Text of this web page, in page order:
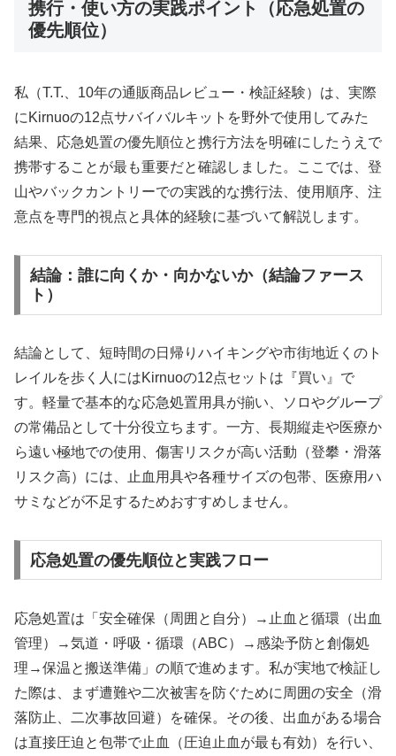
携行・使い方の実践ポイント（応急処置の
優先順位）
私（T.T.、10年の通販商品レビュー・検証経験）は、実際
にKirnuoの12点サバイバルキットを野外で使用してみた
結果、応急処置の優先順位と携行方法を明確にしたうえで
携帯することが最も重要だと確認しました。ここでは、登
山やバックカントリーでの実践的な携行法、使用順序、注
意点を専門的視点と具体的経験に基づいて解説します。
結論：誰に向くか・向かないか（結論ファース
ト）
結論として、短時間の日帰りハイキングや市街地近くのト
レイルを歩く人にはKirnuoの12点セットは『買い』で
す。軽量で基本的な応急処置用具が揃い、ソロやグループ
の常備品として十分役立ちます。一方、長期縦走や医療か
ら遠い極地での使用、傷害リスクが高い活動（登攀・滑落
リスク高）には、止血用具や各種サイズの包帯、医療用ハ
サミなどが不足するためおすすめしません。
応急処置の優先順位と実践フロー
応急処置は「安全確保（周囲と自分）→止血と循環（出血
管理）→気道・呼吸・循環（ABC）→感染予防と創傷処
理→保温と搬送準備」の順で進めます。私が実地で検証し
た際は、まず遭難や二次被害を防ぐために周囲の安全（滑
落防止、二次事故回避）を確保。その後、出血がある場合
は直接圧迫と包帯で止血（圧迫止血が最も有効）を行い、